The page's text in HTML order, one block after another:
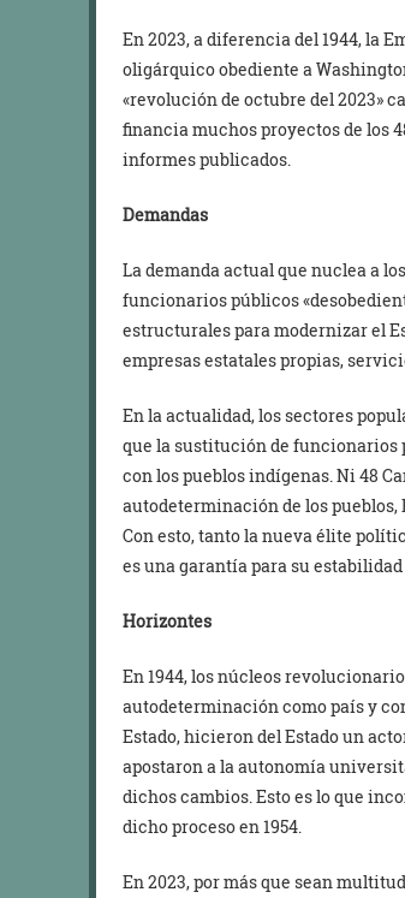
En 2023, a diferencia del 1944, la
oligárquico obediente a
«revolución de octubre del 2023»
financia muchos proyectos de los
informes publicados.
Demandas
La demanda actual que nuclea a
funcionarios públicos
estructurales para modernizar el
empresas estatales propias,
En la actualidad, los sectores
que la sustitución de funcionarios
con los pueblos indígenas. Ni 48
autodeterminación de los
Con esto, tanto la nueva élite
es una garantía para su estabilidad
Horizontes
En 1944, los núcleos
autodeterminación como país y
Estado, hicieron del Estado un
apostaron a la autonomía
dichos cambios. Esto es lo que
dicho proceso en 1954.
En 2023, por más que sean